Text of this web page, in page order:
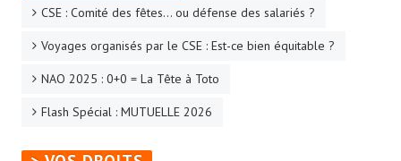
CONTACT
AUTHENTIFICATION
- Via l'Intranet SCALIAN
CSE : Comité des fêtes… ou défense des salariés ?
Voyages organisés par le CSE : Est-ce bien équitable ?
NAO 2025 : 0+0 = La Tête à Toto
Flash Spécial : MUTUELLE 2026